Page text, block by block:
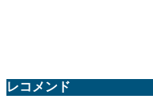
レコメンド